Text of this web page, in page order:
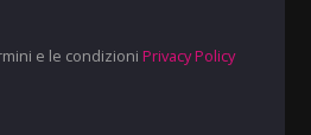
e le condizioni Privacy Policy